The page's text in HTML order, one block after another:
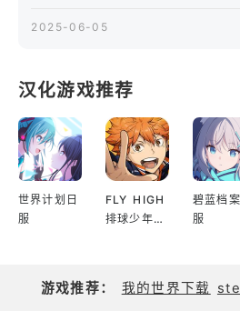
节，释放战机极限性能
移动端最真实空战体验
物理引擎升级：耗时 2000 小
据，还原不同海拔的空气阻力变
环境互动系统：雪地机场的滑
气流干扰、暴雨中的视野限制
战术任务体系：完成侦察、护
验复杂环境下的作战能力
2025-06-05
汉化游戏推荐
世界计划日
服
FLY HIGH
排球少年日
碧蓝档案
服
游戏推荐： 我的世界下载